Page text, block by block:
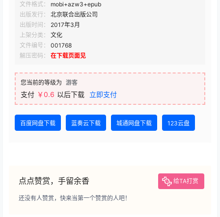
文件格式：
mobi+azw3+epub
出版发行：
北京联合出版公司
出版时间：
2017年3月
上架分类：
文化
文件编号：
001768
解压密码：
在下载页面见
您当前的等级为 游客
支付 ￥0.6 以后下载 立即支付
百度网盘下载 蓝奏云下载 城通网盘下载 123云盘
点点赞赏，手留余香 给TA打赏
还没有人赞赏，快来当第一个赞赏的人吧！